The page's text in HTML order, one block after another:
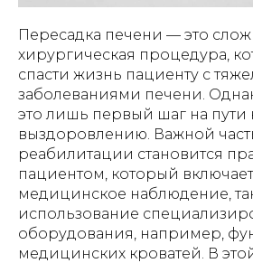
Пересадка печени — это
хирургическая процедура,
спасти жизнь пациенту с
заболеваниями печени.
это лишь первый шаг на пути
выздоровлению. Важной
реабилитации становится
пациентом, который
медицинское наблюдение,
использование
оборудования, например,
медицинских кроватей. В